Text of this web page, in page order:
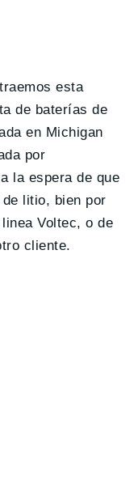
esta
de baterías de
en Michigan
por
la espera de que
litio, bien por
Voltec, o de
cliente.